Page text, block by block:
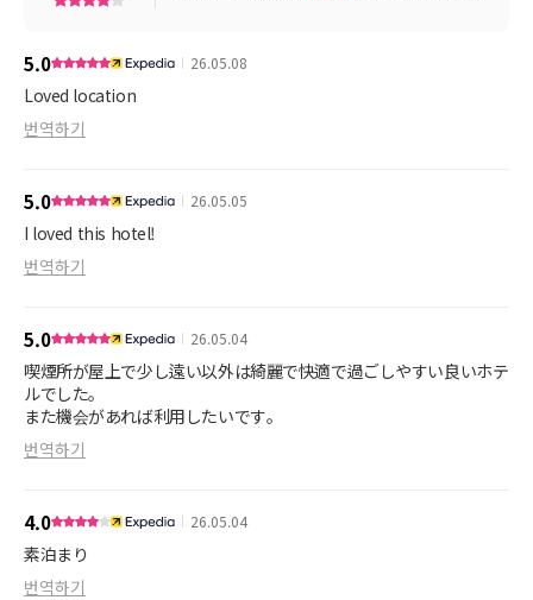
5.0 26.05.08
Loved location
번역하기
5.0 26.05.05
I loved this hotel!
번역하기
5.0 26.05.04
喫煙所が屋上で少し遠い以外は綺麗で快適で過ごしやすい良いホテ
ルでした。
また機会があれば利用したいです。
번역하기
4.0 26.05.04
素泊まり
번역하기